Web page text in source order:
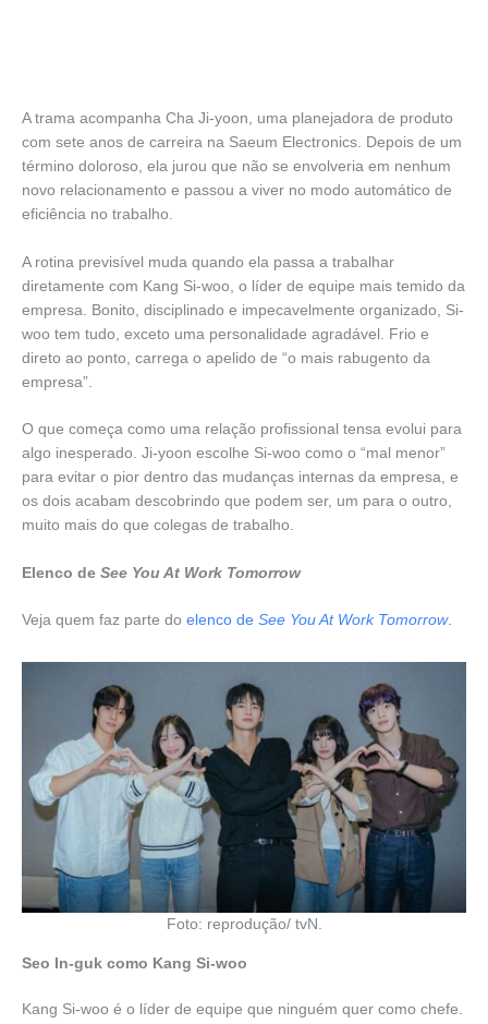
A trama acompanha Cha Ji-yoon, uma planejadora de produto
com sete anos de carreira na Saeum Electronics. Depois de um
término doloroso, ela jurou que não se envolveria em nenhum
novo relacionamento e passou a viver no modo automático de
eficiência no trabalho.
A rotina previsível muda quando ela passa a trabalhar
diretamente com Kang Si-woo, o líder de equipe mais temido da
empresa. Bonito, disciplinado e impecavelmente organizado, Si-
woo tem tudo, exceto uma personalidade agradável. Frio e
direto ao ponto, carrega o apelido de “o mais rabugento da
empresa”.
O que começa como uma relação profissional tensa evolui para
algo inesperado. Ji-yoon escolhe Si-woo como o “mal menor”
para evitar o pior dentro das mudanças internas da empresa, e
os dois acabam descobrindo que podem ser, um para o outro,
muito mais do que colegas de trabalho.
Elenco de See You At Work Tomorrow
Veja quem faz parte do elenco de See You At Work Tomorrow.
Foto: reprodução/ tvN.
Seo In-guk como Kang Si-woo
Kang Si-woo é o líder de equipe que ninguém quer como chefe.